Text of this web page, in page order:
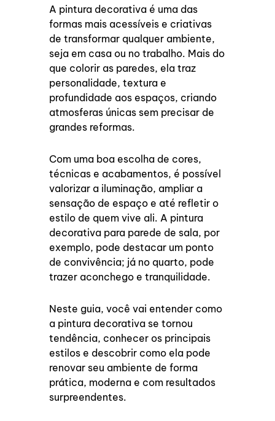
A pintura decorativa é uma das
formas mais acessíveis e criativas
de transformar qualquer ambiente,
seja em casa ou no trabalho. Mais do
que colorir as paredes, ela traz
personalidade, textura e
profundidade aos espaços, criando
atmosferas únicas sem precisar de
grandes reformas.
Com uma boa escolha de cores,
técnicas e acabamentos, é possível
valorizar a iluminação, ampliar a
sensação de espaço e até refletir o
estilo de quem vive ali. A pintura
decorativa para parede de sala, por
exemplo, pode destacar um ponto
de convivência; já no quarto, pode
trazer aconchego e tranquilidade.
Neste guia, você vai entender como
a pintura decorativa se tornou
tendência, conhecer os principais
estilos e descobrir como ela pode
renovar seu ambiente de forma
prática, moderna e com resultados
surpreendentes.